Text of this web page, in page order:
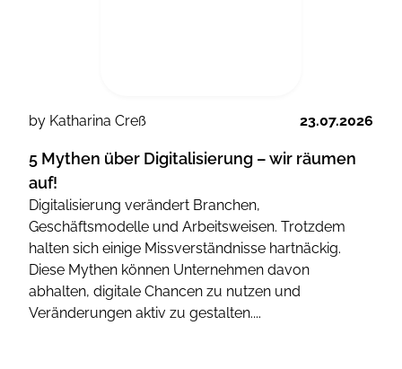
by Katharina Creß 23.07.2026
5 Mythen über Digitalisierung – wir räumen
auf!
Digitalisierung verändert Branchen,
Geschäftsmodelle und Arbeitsweisen. Trotzdem
halten sich einige Missverständnisse hartnäckig.
Diese Mythen können Unternehmen davon
abhalten, digitale Chancen zu nutzen und
Veränderungen aktiv zu gestalten....